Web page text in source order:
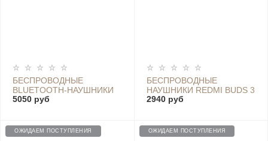
БЕСПРОВОДНЫЕ
BLUETOOTH-НАУШНИКИ
REDMI AIRDOTS 3 PRO С
5050 руб
БЕСПРОВОДНЫЕ
НАУШНИКИ REDMI BUDS 3
M2104E1 WHITE
2940 руб
ОЖИДАЕМ ПОСТУПЛЕНИЯ ОЖИДАЕМ ПОСТУПЛЕНИЯ